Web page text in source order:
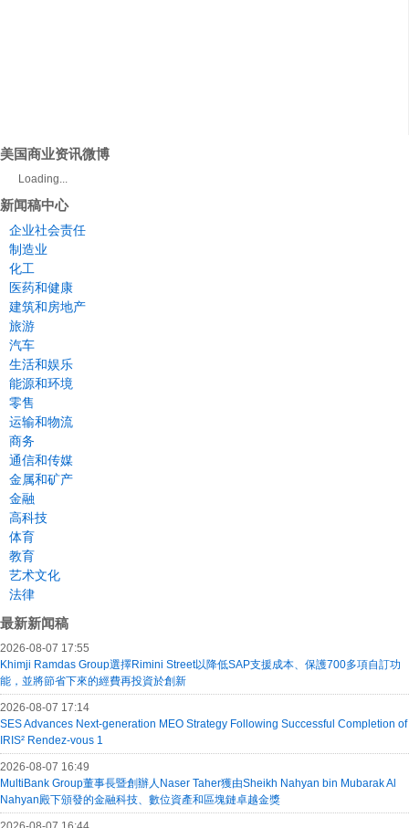
美国商业资讯微博
Loading...
新闻稿中心
企业社会责任
制造业
化工
医药和健康
建筑和房地产
旅游
汽车
生活和娱乐
能源和环境
零售
运输和物流
商务
通信和传媒
金属和矿产
金融
高科技
体育
教育
艺术文化
法律
最新新闻稿
2026-08-07 17:55
Khimji Ramdas Group選擇Rimini Street以降低SAP支援成本、保護700多項自訂功
能，並將節省下來的經費再投資於創新
2026-08-07 17:14
SES Advances Next-generation MEO Strategy Following Successful Completion of
IRIS² Rendez-vous 1
2026-08-07 16:49
MultiBank Group董事長暨創辦人Naser Taher獲由Sheikh Nahyan bin Mubarak Al
Nahyan殿下頒發的金融科技、數位資產和區塊鏈卓越金獎